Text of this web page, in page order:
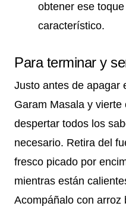
obtener ese toque
característico.
Para terminar y
Justo antes de apagar
Garam Masala y
despertar todos los
necesario. Retira del
fresco picado por
mientras están
Acompáñalo con arroz